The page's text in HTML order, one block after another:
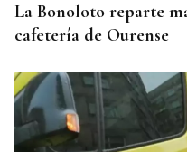
La Bonoloto reparte
cafetería de Ourense